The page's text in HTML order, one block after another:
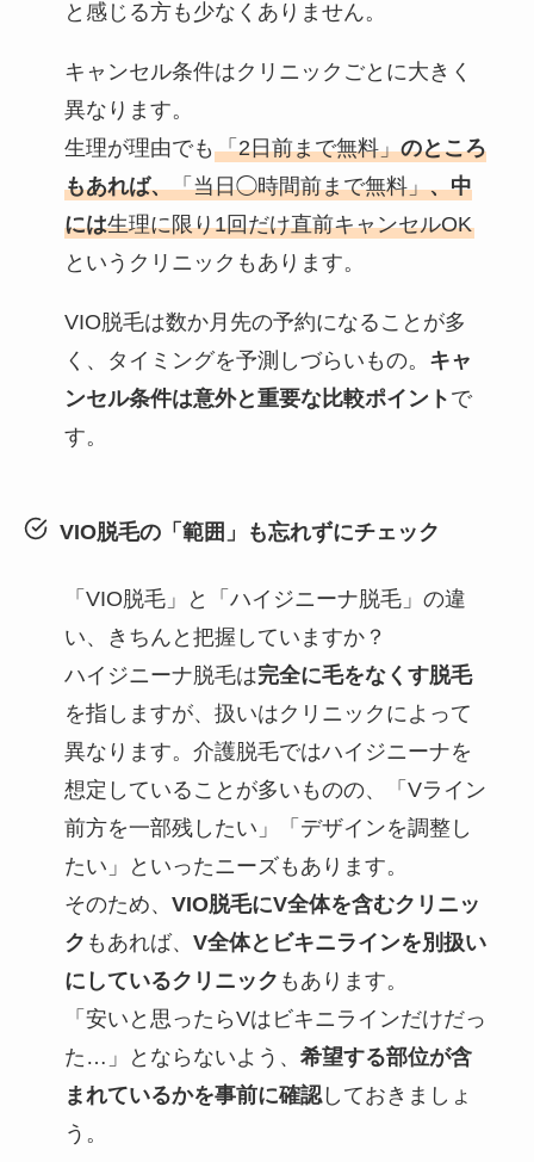
と感じる方も少なくありません。
キャンセル条件はクリニックごとに大きく
異なります。
生理が理由でも 「2日前まで無料」のところ
もあれば、「当日◯時間前まで無料」、中
には生理に限り1回だけ直前キャンセルOK
というクリニックもあります。
VIO脱毛は数か月先の予約になることが多
く、タイミングを予測しづらいもの。 キャ
ンセル条件は意外と重要な比較ポイント で
す。
VIO脱毛の「範囲」も忘れずにチェック
「VIO脱毛」と「ハイジニーナ脱毛」の違
い、きちんと把握していますか？
ハイジニーナ脱毛は完全に毛をなくす脱毛
を指しますが、扱いはクリニックによって
異なります。介護脱毛ではハイジニーナを
想定していることが多いものの、「Vライン
前方を一部残したい」「デザインを調整し
たい」といったニーズもあります。
そのため、 VIO脱毛にV全体を含むクリニッ
ク もあれば、 V全体とビキニラインを別扱い
にしているクリニック もあります。
「安いと思ったらVはビキニラインだけだっ
た…」とならないよう、 希望する部位が含
まれているかを事前に確認しておきましょ
う。